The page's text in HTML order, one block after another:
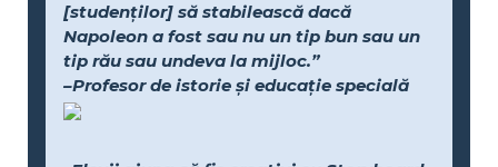
[studenților] să stabilească dacă
Napoleon a fost sau nu un tip bun sau un
tip rău sau undeva la mijloc.”
–Profesor de istorie și educație specială